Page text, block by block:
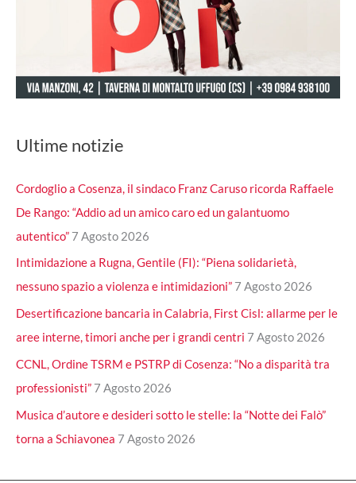
Ultime notizie
Cordoglio a Cosenza, il sindaco Franz Caruso ricorda Raffaele
De Rango: “Addio ad un amico caro ed un galantuomo
autentico” 7 Agosto 2026
Intimidazione a Rugna, Gentile (FI): “Piena solidarietà,
nessuno spazio a violenza e intimidazioni” 7 Agosto 2026
Desertificazione bancaria in Calabria, First Cisl: allarme per le
aree interne, timori anche per i grandi centri 7 Agosto 2026
CCNL, Ordine TSRM e PSTRP di Cosenza: “No a disparità tra
professionisti” 7 Agosto 2026
Musica d’autore e desideri sotto le stelle: la “Notte dei Falò”
torna a Schiavonea 7 Agosto 2026